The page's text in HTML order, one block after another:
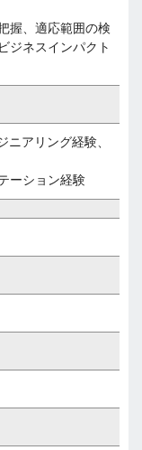
握、適応範囲の検
ジネスインパクト
ニアリング経験、
ーション経験